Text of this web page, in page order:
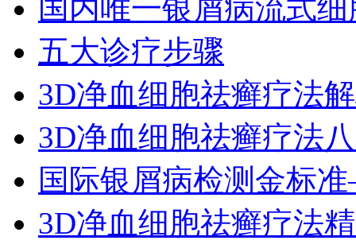
国内唯一银屑病流式
五大诊疗步骤
3D净血细胞祛癣疗法
3D净血细胞祛癣疗法
国际银屑病检测金标
3D净血细胞祛癣疗法